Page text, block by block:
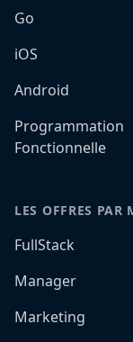
Go
iOS
Android
Programmation
Fonctionnelle
LES OFFRES PAR
FullStack
Manager
Marketing